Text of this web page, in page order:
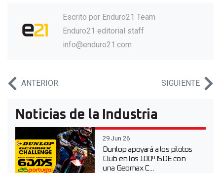
Escrito por Enduro21 Team
Enduro21 editorial staff
info@enduro21.com
ANTERIOR SIGUIENTE
Noticias de la Industria
29 Jun 26
Dunlop apoyará a los pilotos
Club en los 100º ISDE con
una Geomax C...